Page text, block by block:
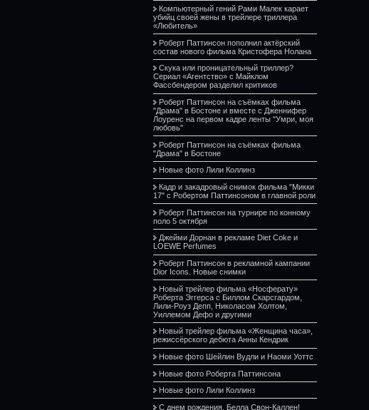
Компьютерный гений Рами Малек карает
убийц своей жены в трейлере триллера
«Любитель»
Роберт Паттинсон пополнил актёрский
состав нового фильма Кристофера Нолана
Скука или проницательный триллер?
Сериал «Агентство» с Майклом
Фассбендером разделил критиков
Роберт Паттинсон на съёмках фильма
"Драма" в Бостоне и вместе с Дженнифер
Лоуренс на первом кадре ленты "Умри, моя
любовь"
Роберт Паттинсон на съёмках фильма
"Драма" в Бостоне
Новые фото Лили Коллинз
Кадр и закадровый снимок фильма "Микки
17" с Робертом Паттинсоном в главной роли
Роберт Паттинсон на турнире по конному
поло 5 октября
Джейми Дорнан в рекламе Diet Coke и
LOEWE Perfumes
Роберт Паттинсон в рекламной кампании
Dior Icons. Новые снимки
Новый трейлер фильма «Носферату»
Роберта Эггерса с Биллом Скарсгардом,
Лили-Роуз Депп, Николасом Холтом,
Уиллемом Дефо и другими
Новый трейлер фильма «Женщина часа»,
режиссёрского дебюта Анны Кендрик
Новые фото Шейлин Вудли и Наоми Уоттс
Новые фото Роберта Паттинсона
Новые фото Лили Коллинз
С днем рождения, Белла Свон-Каллен!